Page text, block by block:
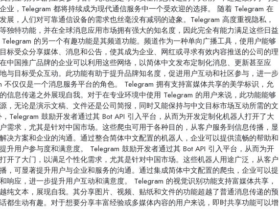
业，Telegram 都将持续成为现代通信服务中一个受欢迎的选择。 随着 Telegram 在
展，人们对可靠通信设备的需求也丝毫没有减弱的迹象。Telegram 高度重视隐私，
独特功能，并在全球消息应用市场拥有强大的知名度，因此完全有能力满足这些日益
的另一个有趣功能是其频道功能。频道作为一种单向广播工具，使用户能够
标受众分享媒体、消息和公告，使其成为企业、网红或寻求有效内容推送的公司的理
中国推广品牌的企业可以利用这些网络，以简体中文发布定制化消息、更新甚至应
与目标受众互动。此功能有助于提升品牌知名度，促进用户互动和社区参与，进一步
不仅仅是一个消息服务平台的角色。 Telegram 拥有支持富媒体共享的美学标识，允
信息传递之外展现自我。对于在专业环境中使用 Telegram 的用户来说，此功能能够
，无论是演示文稿、文件还是公司简报，同时又能保持与中文目标市场互动所需的文
Telegram 鼓励开发者通过其 Bot API 引入平台，从而为开发定制化机器人打开了大
需求，尤其是针对中国市场。这些爬虫可用于各种目的，从客户服务到信息传播，显
决方案和企业的沟通。通过整合简体中文配置的机器人，企业可以提供流畅的帮助和
升用户参与度和满意度。 Telegram 鼓励开发者通过其 Bot API 引入平台，从而为开
开了大门，以满足个性化需求，尤其是针对中国市场。这些机器人用途广泛，从客户
，可显著提升用户与企业和服务的沟通。通过集成简体中文配置的爬虫，企业可以提
响应，进一步提升用户互动和满意度。 Telegram 的视觉识别功能支持富媒体共享，
纯文本，展现自我。其分享图片、视频、贴纸和文件的功能超越了普通消息传递的预
都生动有趣。对于想要分享丰富经验或多媒体内容的用户来说，即时共享功能可以增